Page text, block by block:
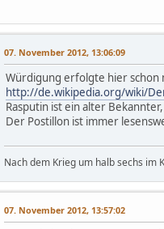
07. November 2012, 13:06:09
Würdigung erfolgte hier schon
http://de.wikipedia.org/wiki/
Rasputin ist ein alter
Der Postillon ist immer
Nach dem Krieg um halb sechs im
07. November 2012, 13:57:02